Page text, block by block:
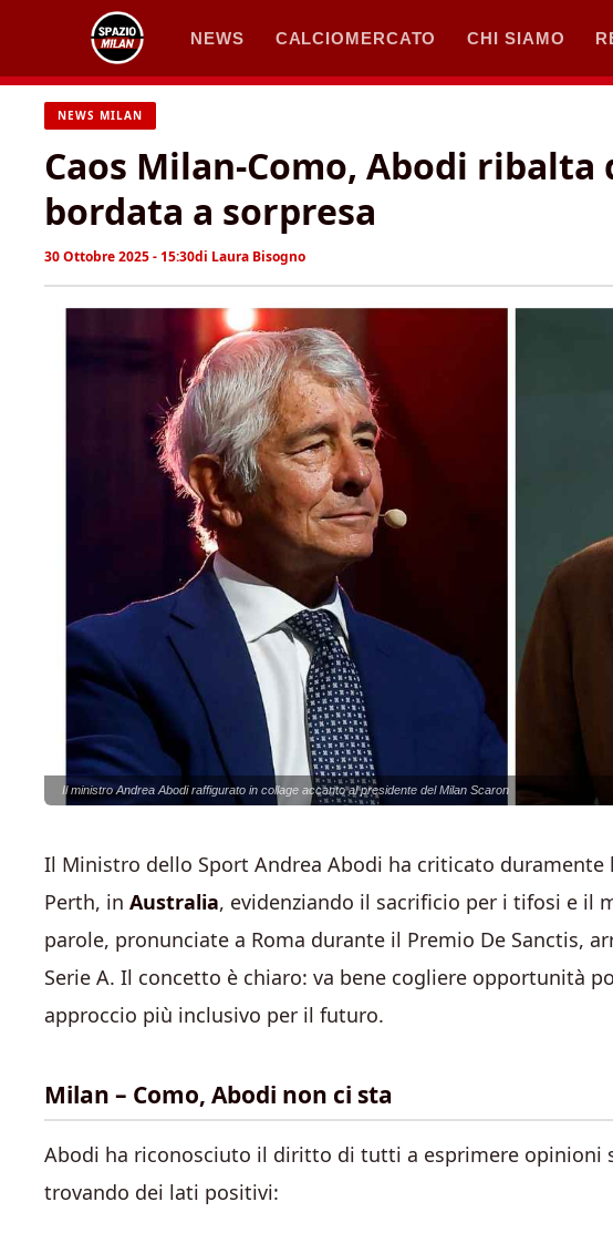
contenuto
NEWS CALCIOMERCATO CHI SIAMO
NEWS MILAN
Caos Milan-Como, Abodi
bordata a sorpresa
30 Ottobre 2025 - 15:30di Laura Bisogno
Il ministro Andrea Abodi raffigurato in collage accanto al presidente del Milan Scaron
Il Ministro dello Sport Andrea Abodi ha criticato duramente
Perth, in Australia, evidenziando il sacrificio per i tifosi e il
parole, pronunciate a Roma durante il Premio De Sanctis,
Serie A. Il concetto è chiaro: va bene cogliere opportunità
approccio più inclusivo per il futuro.
Milan – Como, Abodi non ci sta
Abodi ha riconosciuto il diritto di tutti a esprimere opinioni
trovando dei lati positivi: